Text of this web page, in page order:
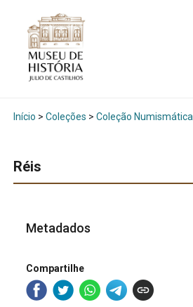
Início > Coleções > Coleção Numismática
Réis
Metadados
Compartilhe